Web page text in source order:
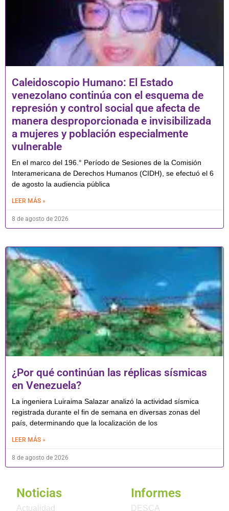
Caleidoscopio Humano: El Estado
venezolano continúa con el esquema de
represión y control social que afecta de
manera desproporcionada e invisibilizada
a mujeres y población especialmente
vulnerable
En el marco del 196.° Período de Sesiones de la Comisión
Interamericana de Derechos Humanos (CIDH), se efectuó el 6
de agosto la audiencia pública
LEER MÁS »
8 de agosto de 2026
¿Por qué continúan las réplicas sísmicas
en Venezuela?
La ingeniera Luiraima Salazar analizó la actividad sísmica
registrada durante el fin de semana en diversas zonas del
país, determinando que la localización de los
LEER MÁS »
8 de agosto de 2026
Noticias
Actualidad
Informes
DESCA